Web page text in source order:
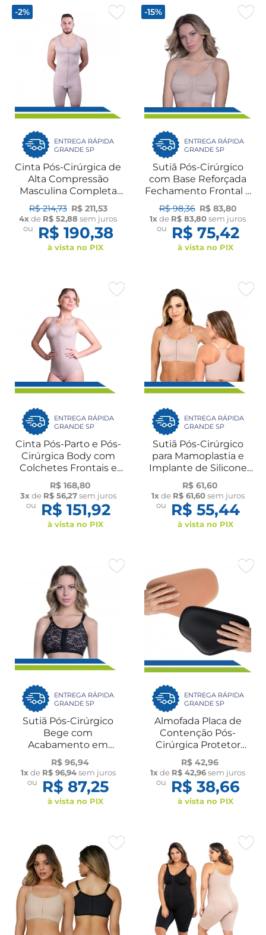
-2%
ENTREGA RÁPIDA
GRANDE SP
Cinta Pós-Cirúrgica de
Alta Compressão
Masculina Completa
com Colchetes e
Pernas 60409 New
Form
R$ 214,73 R$ 211,53
4xde R$ 52,88 sem juros
ou
R$ 190,38
à vista no PIX
-15%
ENTREGA RÁPIDA
GRANDE SP
Sutiã Pós-Cirúrgico
com Base Reforçada
Fechamento Frontal e
Costura Horizontal no
Busto 60113 New Form
R$ 98,36 R$ 83,80
1xde R$ 83,80sem juros
ou
R$ 75,42
à vista no PIX
ENTREGA RÁPIDA
GRANDE SP
Cinta Pós-Parto e Pós-
Cirúrgica Body com
Colchetes Frontais e
Alça Regata 60605
New Form
R$ 168,80
3xde R$ 56,27sem juros
ou
R$ 151,92
à vista no PIX
ENTREGA RÁPIDA
GRANDE SP
Sutiã Pós-Cirúrgico
para Mamoplastia e
Implante de Silicone
com Costas Nadador
60114 New Form
R$ 61,60
1xde R$ 61,60sem juros
ou
R$ 55,44
à vista no PIX
ENTREGA RÁPIDA
GRANDE SP
Sutiã Pós-Cirúrgico
Bege com
Acabamento em
Renda Preto para
Mamoplástia e
Mastectomia 60153
New Form
R$ 96,94
1xde R$ 96,94sem juros
ou
R$ 87,25
à vista no PIX
ENTREGA RÁPIDA
GRANDE SP
Almofada Placa de
Contenção Pós-
Cirúrgica Protetor
Abdominal Rígido UN
New Form
R$ 42,96
1xde R$ 42,96sem juros
ou
R$ 38,66
à vista no PIX